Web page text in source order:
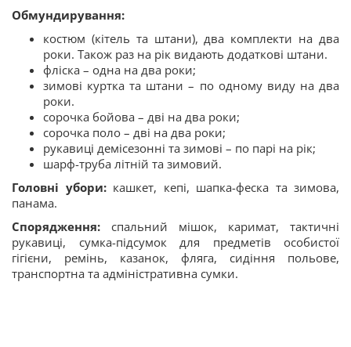
Обмундирування:
костюм (кітель та штани), два комплекти на два
роки. Також раз на рік видають додаткові штани.
фліска – одна на два роки;
зимові куртка та штани – по одному виду на два
роки.
сорочка бойова – дві на два роки;
сорочка поло – дві на два роки;
рукавиці демісезонні та зимові – по парі на рік;
шарф-труба літній та зимовий.
Головні убори:кашкет, кепі, шапка-феска та зимова,
панама.
Спорядження: спальний мішок, каримат, тактичні
рукавиці, сумка-підсумок для предметів особистої
гігієни, ремінь, казанок, фляга, сидіння польове,
транспортна та адміністративна сумки.